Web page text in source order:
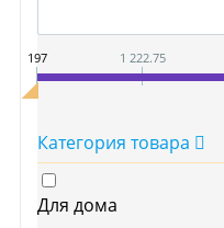
197 1 222.75
Категория товара
Для дома